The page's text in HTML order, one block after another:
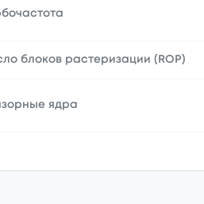
блоков растеризации (ROP)
ядра